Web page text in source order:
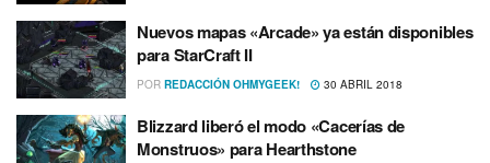
Nuevos mapas «Arcade» ya están disponibles
para StarCraft II
POR REDACCIÓN OHMYGEEK! 30 ABRIL 2018
Blizzard liberó el modo «Cacerí­as de
Monstruos» para Hearthstone